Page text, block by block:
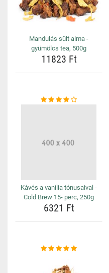
Mandulás sült alma -
gyümölcs tea, 500g
11823 Ft
Kávés a vanília tónusaival -
Cold Brew 15- perc, 250g
6321 Ft